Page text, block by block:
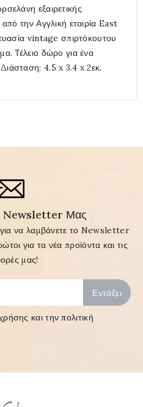
εξαιρετικής
την Αγγλική εταιρία East
vintage σπιρτόκουτου
Τέλειο δώρο για ένα
4.5 x 3.4 x 2εκ.
Newsletter Μας
να λαμβάνετε το Newsletter
για τα νέα προϊόντα και τις
μας!
και την πολιτική